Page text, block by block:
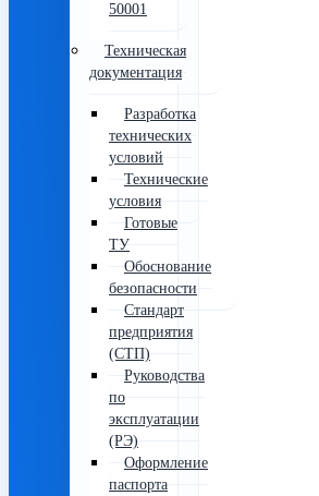
50001
Техническая
документация
Разработка
технических
условий
Технические
условия
Готовые
ТУ
Обоснование
безопасности
Стандарт
предприятия
(СТП)
Руководства
по
эксплуатации
(РЭ)
Оформление
паспорта